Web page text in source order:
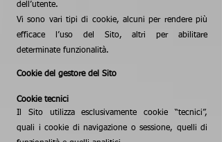
dell’utente.
Vi sono vari tipi di cookie, alcuni per rendere più
efficace l’uso del Sito, altri per abilitare
determinate funzionalità.
Cookie del gestore del Sito
Cookie tecnici
Il Sito utilizza esclusivamente cookie “tecnici”,
quali i cookie di navigazione o sessione, quelli di